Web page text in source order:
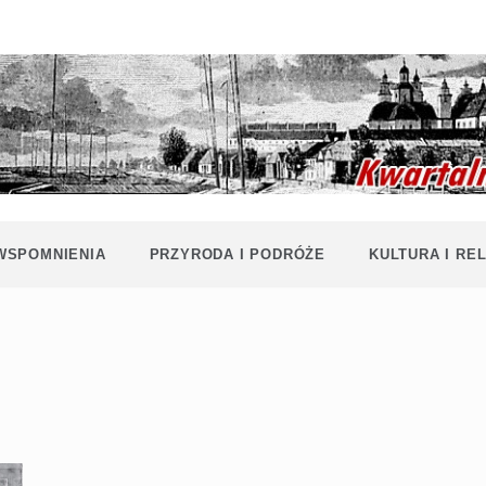
Echa
Polesia
współczesność
Polaków na
Polesiu.
Przyroda,
zabytki, kultura
i wspomnienia
z Polesia.
PRZYRODA I PODRÓŻE KULTURA I